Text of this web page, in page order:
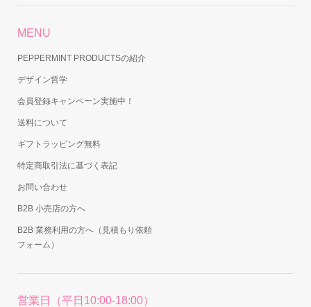
MENU
PEPPERMINT PRODUCTSの紹介
デザイン哲学
会員登録キャンペーン実施中！
送料について
ギフトラッピング無料
特定商取引法に基づく表記
お問い合わせ
B2B 小売店の方へ
B2B 業務利用の方へ（見積もり依頼
フォーム）
営業日（平日10:00-18:00）